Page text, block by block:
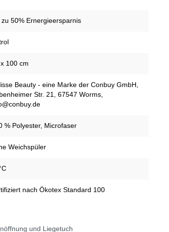
zu 50% Ernergieersparnis
100 cm
Beauty - eine Marke der Conbuy GmbH,
Str. 21, 67547 Worms,
% Polyester, Microfaser
Weichspüler
nach Ökotex Standard 100
und Liegetuch